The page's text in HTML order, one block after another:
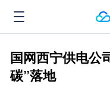
国网西宁供电公
碳”落地